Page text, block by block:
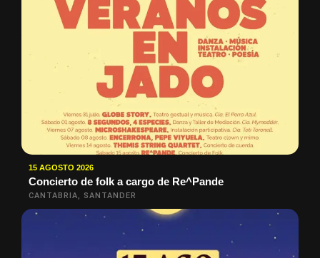
15 AGOSTO 2026
Concierto de folk a cargo de Re^Pande
CANTABRIA, SANTANDER